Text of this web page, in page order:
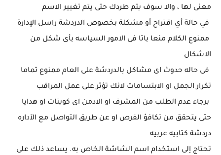
معنى لها ، والا سوف يتم طردك حتى يتم تغيير الاسم
في حالة أي اقتراح أو مشكلة بخصوص الدردشة راسل الإدارة
ممنوع الكلام منعا باتا فى الامور السياسه بأى شكل من
الاشكال
فى حاله حدوث اى مشاكل بالدردشة على العام ممنوع تماما
تكرار الجمل او الابتسامات لانك تؤثر على عمل المراقب
برجاء عدم الطلب من المشرف او الادمن اى كوينات او هدايا
حتى يتحقق من تكافؤ الفرص او عن طريق التواصل مع الآداره
دردشة كتابيه عربيه
تحتاج إلى استخدام اسم الشاشة الخاص به. يساعد ذلك على